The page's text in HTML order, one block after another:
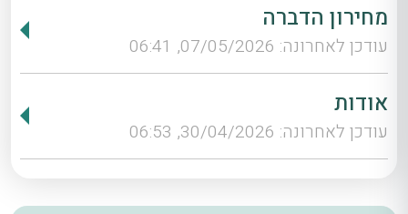
מחירון הדברה
עודכן לאחרונה: 07/05/2026, 06:41
אודות
עודכן לאחרונה: 30/04/2026, 06:53